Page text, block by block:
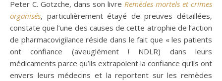
Peter C. Gotzche, dans son livre Remèdes mortels et crimes
organisés, particulièrement étayé de preuves détaillées,
constate que l’une des causes de cette atrophie de l’action
de pharmacovigilance réside dans le fait que « les patients
ont confiance (aveuglément ! NDLR) dans leurs
médicaments parce qu’ils extrapolent la confiance qu’ils ont
envers leurs médecins et la reportent sur les remèdes